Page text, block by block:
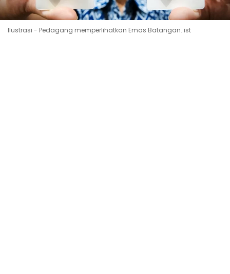
Ilustrasi - Pedagang memperlihatkan Emas Batangan. ist